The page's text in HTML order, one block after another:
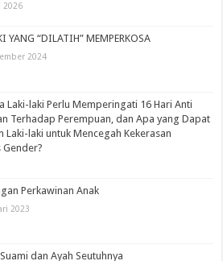
2026
YANG “DILATIH” MEMPERKOSA
2024
Laki-laki Perlu Memperingati 16 Hari Anti
Terhadap Perempuan, dan Apa yang Dapat
Laki-laki untuk Mencegah Kekerasan
Gender?
Perkawinan Anak
2023
dan Ayah Seutuhnya